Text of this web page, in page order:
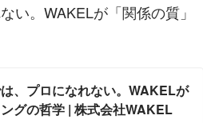
い。WAKELが「関係の質」
、プロになれない。WAKELが
グの哲学 | 株式会社WAKEL